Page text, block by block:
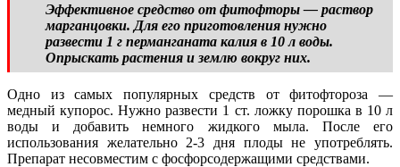
Эффективное средство от фитофторы — раствор
марганцовки. Для его приготовления нужно
развести 1 г перманганата калия в 10 л воды.
Опрыскать растения и землю вокруг них.
Одно из самых популярных средств от фитофтороза —
медный купорос. Нужно развести 1 ст. ложку порошка в 10 л
воды и добавить немного жидкого мыла. После его
использования желательно 2-3 дня плоды не употреблять.
Препарат несовместим с фосфорсодержащими средствами.